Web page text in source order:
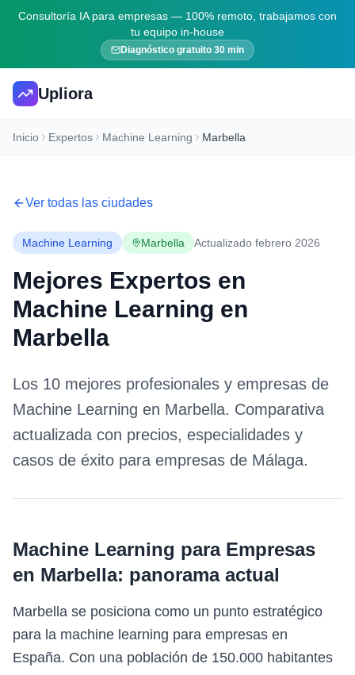
Consultoría IA para empresas — 100% remoto, trabajamos con
tu equipo in-house
Diagnóstico gratuito 30 min
Upliora
Inicio Expertos Machine Learning Marbella
Ver todas las ciudades
Machine Learning Marbella Actualizado febrero 2026
Mejores Expertos en
Machine Learning en
Marbella
Los 10 mejores profesionales y empresas de
Machine Learning en Marbella. Comparativa
actualizada con precios, especialidades y
casos de éxito para empresas de Málaga.
Machine Learning para Empresas
en Marbella: panorama actual
Marbella se posiciona como un punto estratégico
para la machine learning para empresas en
España. Con una población de 150.000 habitantes